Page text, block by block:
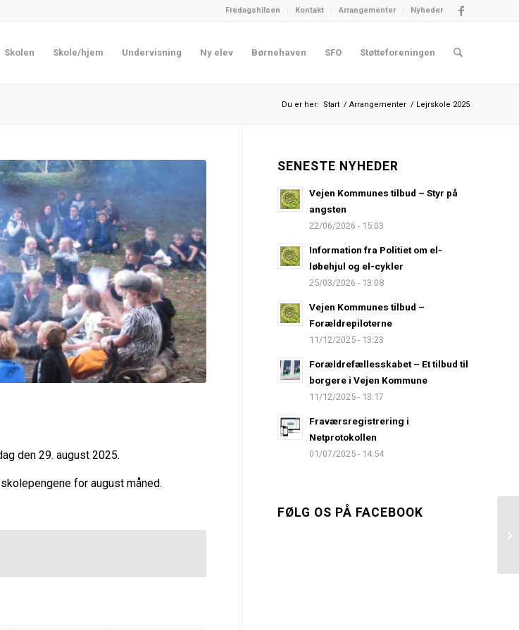
Fredagshilsen Kontakt Arrangementer Nyheder
Skolen Skole/hjem Undervisning Ny elev Børnehaven SFO Støtteforeningen
Du er her: Start / Arrangementer / Lejrskole 2025
den 29. august 2025.
for august måned.
SENESTE NYHEDER
Vejen Kommunes tilbud – Styr på
angsten
22/06/2026 - 15:03
Information fra Politiet om el-
løbehjul og el-cykler
25/03/2026 - 13:08
Vejen Kommunes tilbud –
Forældrepiloterne
11/12/2025 - 13:23
Forældrefællesskabet – Et tilbud til
borgere i Vejen Kommune
11/12/2025 - 13:17
Fraværsregistrering i
Netprotokollen
01/07/2025 - 14:54
FØLG OS PÅ FACEBOOK